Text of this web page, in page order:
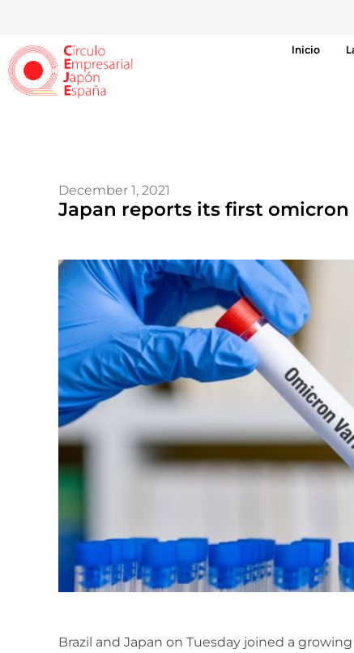
Inicio
December 1, 2021
Japan reports its first omicron
Brazil and Japan on Tuesday joined a